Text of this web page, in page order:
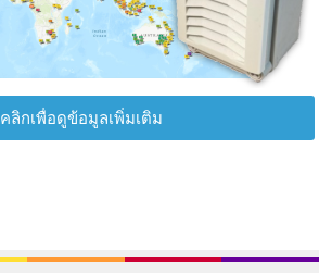
คลิกเพื่อดูข้อมูลเพิ่มเติม